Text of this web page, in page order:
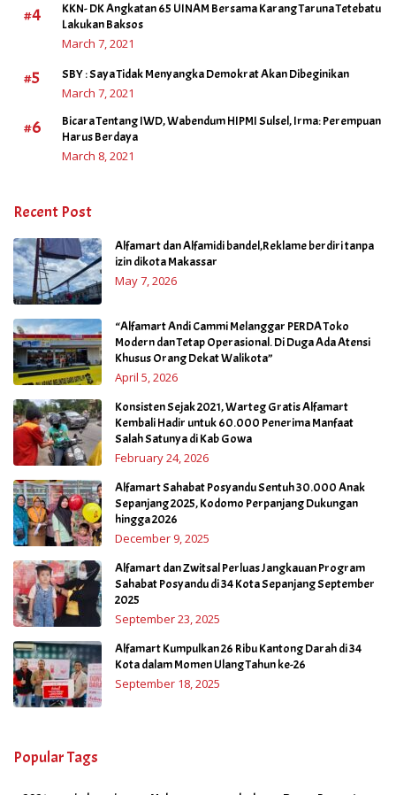
#4
KKN- DK Angkatan 65 UINAM Bersama Karang Taruna Tetebatu
Lakukan Baksos
March 7, 2021
#5 SBY : Saya Tidak Menyangka Demokrat Akan Dibeginikan
March 7, 2021
#6
Bicara Tentang IWD, Wabendum HIPMI Sulsel, Irma: Perempuan
Harus Berdaya
March 8, 2021
Recent Post
Alfamart dan Alfamidi bandel,Reklame berdiri tanpa
izin dikota Makassar
May 7, 2026
“Alfamart Andi Cammi Melanggar PERDA Toko
Modern dan Tetap Operasional. Di Duga Ada Atensi
Khusus Orang Dekat Walikota”
April 5, 2026
Konsisten Sejak 2021, Warteg Gratis Alfamart
Kembali Hadir untuk 60.000 Penerima Manfaat
Salah Satunya di Kab Gowa
February 24, 2026
Alfamart Sahabat Posyandu Sentuh 30.000 Anak
Sepanjang 2025, Kodomo Perpanjang Dukungan
hingga 2026
December 9, 2025
Alfamart dan Zwitsal Perluas Jangkauan Program
Sahabat Posyandu di 34 Kota Sepanjang September
2025
September 23, 2025
Alfamart Kumpulkan 26 Ribu Kantong Darah di 34
Kota dalam Momen Ulang Tahun ke-26
September 18, 2025
Popular Tags